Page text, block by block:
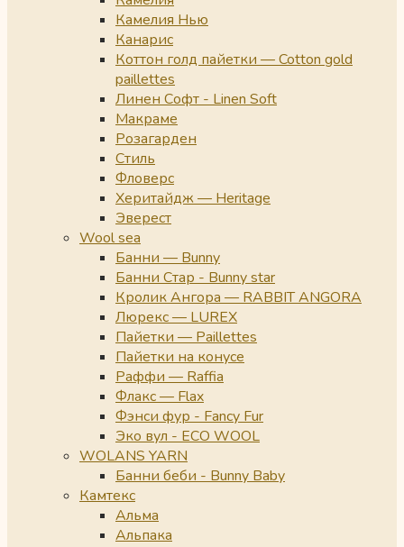
Камелия Нью
Канарис
Коттон голд пайетки — Cotton gold
paillettes
Линен Софт - Linen Soft
Макраме
Розагарден
Стиль
Фловерс
Херитайдж — Heritage
Эверест
Wool sea
Банни — Bunny
Банни Стар - Bunny star
Кролик Ангора — RABBIT ANGORA
Люрекс — LUREX
Пайетки — Paillettes
Пайетки на конусе
Раффи — Raffia
Флакс — Flax
Фэнси фур - Fancy Fur
Эко вул - ECO WOOL
WOLANS YARN
Банни беби - Bunny Baby
Камтекс
Альма
Альпака